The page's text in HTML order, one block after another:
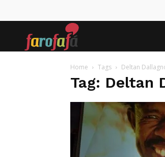
Home Tags Deltan
Tag: Deltan